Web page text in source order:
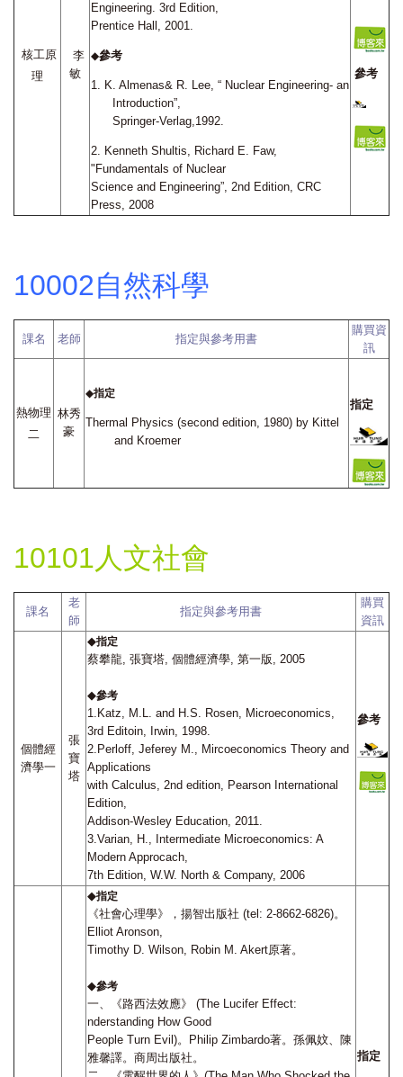
核工原
理
李
敏
Engineering. 3rd Edition,
Prentice Hall, 2001.
◆參考
1.
K. Almenas& R. Lee, “ Nuclear Engineering- an
Introduction”,
Springer-Verlag,1992.
2. Kenneth Shultis, Richard E. Faw,
"Fundamentals of Nuclear
Science and Engineering”, 2nd Edition, CRC
Press, 2008
參考
10002自然科學
課名 老師 指定與參考用書
購買資
訊
熱物理
二
林秀
豪
◆指定
Thermal Physics (second edition, 1980) by Kittel
and Kroemer
指定
10101人文社會
課名
老
師
指定與參考用書
購買
資訊
個體經
濟學一
張
寶
塔
◆指定
蔡攀龍, 張寶塔, 個體經濟學, 第一版, 2005
◆參考
1.Katz, M.L. and H.S. Rosen, Microeconomics,
3rd Editoin, Irwin, 1998.
2.Perloff, Jeferey M., Mircoeconomics Theory and
Applications
with Calculus, 2nd edition, Pearson International
Edition,
Addison-Wesley Education, 2011.
3.Varian, H., Intermediate Microeconomics: A
Modern Approcach,
7th Edition, W.W. North & Company, 2006
參考
◆指定
《社會心理學》，揚智出版社 (tel: 2-8662-6826)。
Elliot Aronson,
Timothy D. Wilson, Robin M. Akert原著。
◆參考
一、《路西法效應》 (The Lucifer Effect:
nderstanding How Good
People Turn Evil)。Philip Zimbardo著。孫佩妏、陳
雅馨譯。商周出版社。
指定